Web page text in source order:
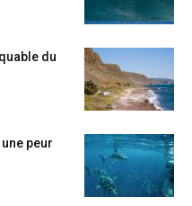
du
peur